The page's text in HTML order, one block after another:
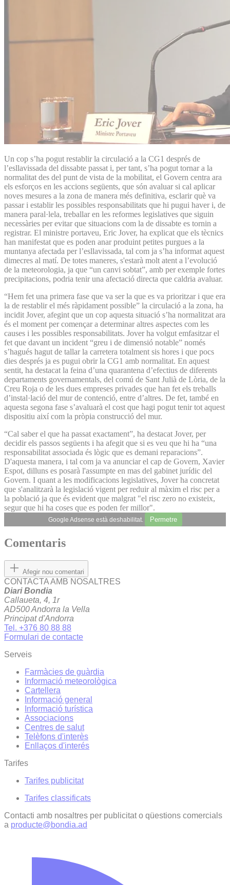
Un cop s’ha pogut restablir la circulació a la CG1 després de
l’esllavissada del dissabte passat i, per tant, s’ha pogut tornar a la
normalitat des del punt de vista de la mobilitat, el Govern centra ara
els esforços en les accions següents, que són avaluar si cal aplicar
noves mesures a la zona de manera més definitiva, esclarir què va
passar i establir les possibles responsabilitats que hi pugui haver i, de
manera paral·lela, treballar en les reformes legislatives que siguin
necessàries per evitar que situacions com la de dissabte es tornin a
registrar. El ministre portaveu, Eric Jover, ha explicat que els tècnics
han manifestat que es poden anar produint petites purgues a la
muntanya afectada per l’esllavissada, tal com ja s’ha informat aquest
dimecres al matí. De totes maneres, s'estarà molt atent a l’evolució
de la meteorologia, ja que “un canvi sobtat”, amb per exemple fortes
precipitacions, podria tenir una afectació directa que caldria avaluar.
“Hem fet una primera fase que va ser la que es va prioritzar i que era
la de restablir el més ràpidament possible” la circulació a la zona, ha
incidit Jover, afegint que un cop aquesta situació s’ha normalitzat ara
és el moment per començar a determinar altres aspectes com les
causes i les possibles responsabilitats. Jover ha volgut emfasitzar el
fet que davant un incident “greu i de dimensió notable” només
s’hagués hagut de tallar la carretera totalment sis hores i que pocs
dies després ja es pugui obrir la CG1 amb normalitat. En aquest
sentit, ha destacat la feina d’una quarantena d’efectius de diferents
departaments governamentals, del comú de Sant Julià de Lòria, de la
Creu Roja o de les dues empreses privades que han fet els treballs
d’instal·lació del mur de contenció, entre d’altres. De fet, també en
aquesta segona fase s’avaluarà el cost que hagi pogut tenir tot aquest
dispositiu així com la pròpia construcció del mur.
“Cal saber el que ha passat exactament”, ha destacat Jover, per
decidir els passos següents i ha afegit que si es veu que hi ha “una
responsabilitat associada és lògic que es demani reparacions”.
D'aquesta manera, i tal com ja va anunciar el cap de Govern, Xavier
Espot, dilluns es posarà l'assumpte en mas del gabinet jurídic del
Govern. I quant a les modificacions legislatives, Jover ha concretat
que s'analitzarà la legislació vigent per reduir al màxim el risc per a
la població ja que és evident que malgrat "el risc zero no existeix,
segur que hi ha coses que es poden fer millor".
Google Adsense està deshabilitat. Permetre
Comentaris
Afegir nou comentari
CONTACTA AMB NOSALTRES
Diari Bondia
Callaueta, 4, 1r
AD500 Andorra la Vella
Principat d'Andorra
Tel. +376 80 88 88
Formulari de contacte
Serveis
Farmàcies de guàrdia
Informació meteorològica
Cartellera
Informació general
Informació turística
Associacions
Centres de salut
Telèfons d'interès
Enllaços d'interés
Tarifes
Tarifes publicitat
Tarifes classificats
Contacti amb nosaltres per publicitat o qüestions comercials
a producte@bondia.ad